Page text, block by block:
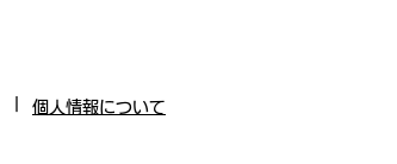
個人情報について